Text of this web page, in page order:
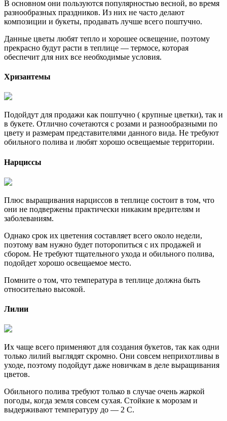
В основном они пользуются популярностью весной, во время
разнообразных праздников. Из них не часто делают
композиции и букеты, продавать лучше всего поштучно.
Данные цветы любят тепло и хорошее освещение, поэтому
прекрасно будут расти в теплице — термосе, которая
обеспечит для них все необходимые условия.
Хризантемы
Подойдут для продажи как поштучно ( крупные цветки), так и
в букете. Отлично сочетаются с розами и разнообразными по
цвету и размерам представителями данного вида. Не требуют
обильного полива и любят хорошо освещаемые территории.
Нарциссы
Плюс выращивания нарциссов в теплице состоит в том, что
они не подвержены практически никаким вредителям и
заболеваниям.
Однако срок их цветения составляет всего около недели,
поэтому вам нужно будет поторопиться с их продажей и
сбором. Не требуют тщательного ухода и обильного полива,
подойдет хорошо освещаемое место.
Помните о том, что температура в теплице должна быть
относительно высокой.
Лилии
Их чаще всего применяют для создания букетов, так как одни
только лилий выглядят скромно. Они совсем неприхотливы в
уходе, поэтому подойдут даже новичкам в деле выращивания
цветов.
Обильного полива требуют только в случае очень жаркой
погоды, когда земля совсем сухая. Стойкие к морозам и
выдерживают температуру до — 2 С.